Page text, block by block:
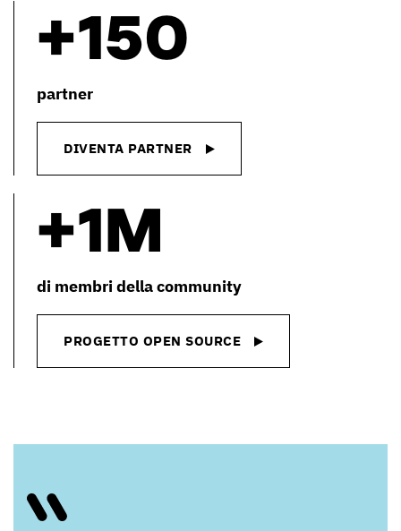
+150
partner
DIVENTA PARTNER
+1m
di membri della community
PROGETTO OPEN SOURCE